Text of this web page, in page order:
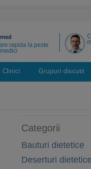
rapida la peste
Clinici Grupuri discutii
Categorii
Bauturi dietetice
Deserturi dietetice